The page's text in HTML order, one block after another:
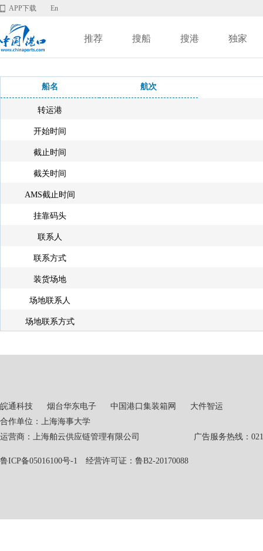
APP下载 En
推荐 搜船 搜港 独家
船名 航次
转运港
开始时间
截止时间
截关时间
AMS截止时间
挂靠码头
联系人
联系方式
装货场地
场地联系人
场地联系方式
皖通科技 烟台华东电子 中国港口集装箱网
大件智运
合作单位：上海海事大学
运营商：上海舶云供应链管理有限公司 广告服务热线：021-
鲁ICP备05016100号-1 经营许可证：鲁B2-20170088